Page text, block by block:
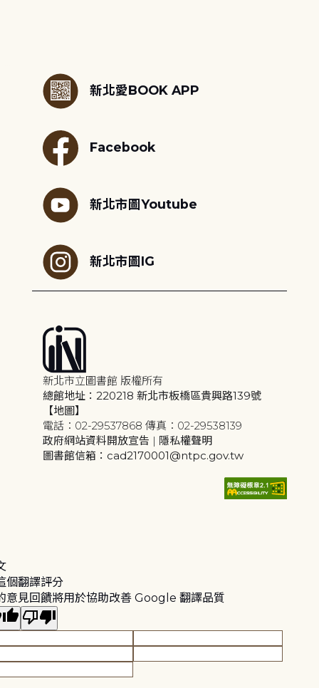
新北愛BOOK APP
Facebook
新北市圖Youtube
新北市圖IG
新北市立圖書館 版權所有
總館地址：220218 新北市板橋區貴興路139號
【地圖】
電話：02-29537868 傳真：02-29538139
政府網站資料開放宣告 | 隱私權聲明
圖書館信箱：cad2170001@ntpc.gov.tw
個翻譯評分
意見回饋將用於協助改善 Google 翻譯品質